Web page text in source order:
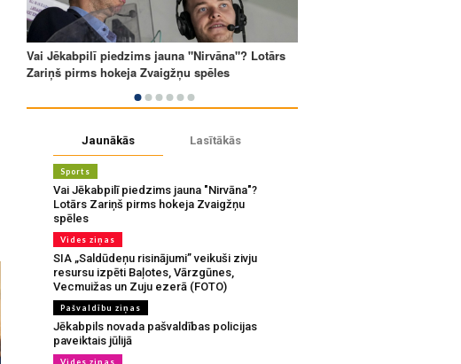
Jaunākās Lasītākās
Sports
Vai Jēkabpilī piedzims jauna "Nirvāna"?
Lotārs Zariņš pirms hokeja Zvaigžņu
spēles
Vides ziņas
SIA „Saldūdeņu risinājumi” veikuši zivju
resursu izpēti Baļotes, Vārzgūnes,
Vecmuižas un Zuju ezerā (FOTO)
Pašvaldību ziņas
Jēkabpils novada pašvaldības policijas
paveiktais jūlijā
Vides ziņas